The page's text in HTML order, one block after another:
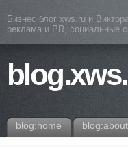
Бизнес блог xws.ru и
реклама и PR, социальные
blog:home blog:about